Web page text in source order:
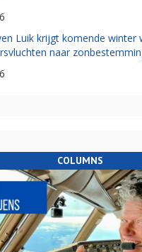
Luik krijgt komende winter
naar
COLUMNS